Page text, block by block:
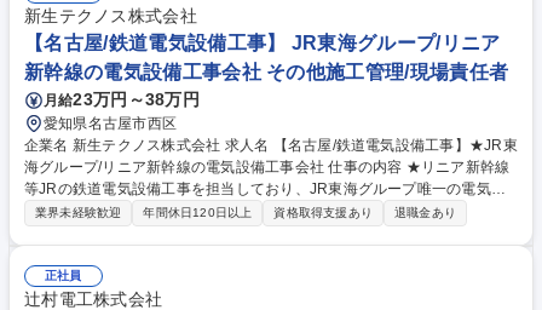
【入社後の流れ】必要に応じて座学･実務研修･OJTを実施いたします【環
境】■基本的に2人以上のチームで作業にあたります■他事業所の応援･遠隔
地風車の作業のため,出張していただくこともあります 募集職種 【風力発
電設備の保守点検/青森(六ヶ所村)】年休124日★残業少★福利厚生◎
新生テクノス株式会社
【名古屋/鉄道電気設備工事】 JR東海グループ/リニア
新幹線の電気設備工事会社 その他施工管理/現場責任者
月給23万円～38万円
愛知県名古屋市西区
企業名 新生テクノス株式会社 求人名 【名古屋/鉄道電気設備工事】★JR東
海グループ/リニア新幹線の電気設備工事会社 仕事の内容 ★リニア新幹線
等JRの鉄道電気設備工事を担当しており、JR東海グループ唯一の電気設
備工事会社である弊社にて、鉄道電気設備の検査、修繕、改良を現場で現
海の在来線、東海道新幹線及び建設中のリニア中央新幹線並びに公民鉄の
変電、電車線路、電灯電力、信号、通信設備です。 【転勤・出張】■原則
業界未経験歓迎 年間休日120日以上 資格取得支援あり 退職金あり
正社員
辻村電工株式会社